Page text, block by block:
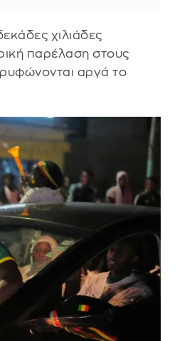
χιλιάδες
παρέλαση στους
αργά το